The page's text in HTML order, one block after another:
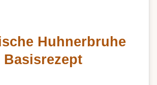
Huhnerbruhe
Basisrezept